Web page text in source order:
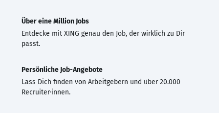
Über eine Million Jobs
Entdecke mit XING genau den Job, der wirklich zu Dir
passt.
Persönliche Job-Angebote
Lass Dich finden von Arbeitgebern und über 20.000
Recruiter·innen.